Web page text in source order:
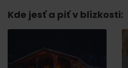
Kde jesť a piť v blízkosti: